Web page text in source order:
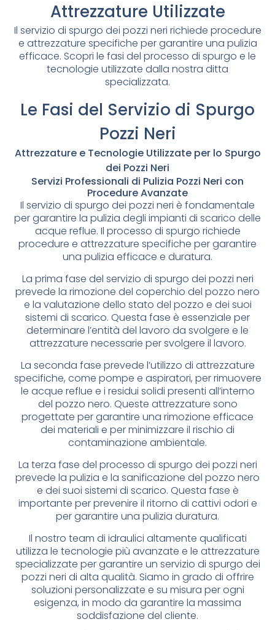
Attrezzature Utilizzate
Il servizio di spurgo dei pozzi neri richiede procedure
e attrezzature specifiche per garantire una pulizia
efficace. Scopri le fasi del processo di spurgo e le
tecnologie utilizzate dalla nostra ditta
specializzata.
Le Fasi del Servizio di Spurgo
Pozzi Neri
Attrezzature e Tecnologie Utilizzate per lo Spurgo
dei Pozzi Neri
Servizi Professionali di Pulizia Pozzi Neri con
Procedure Avanzate
Il servizio di spurgo dei pozzi neri è fondamentale
per garantire la pulizia degli impianti di scarico delle
acque reflue. Il processo di spurgo richiede
procedure e attrezzature specifiche per garantire
una pulizia efficace e duratura.
La prima fase del servizio di spurgo dei pozzi neri
prevede la rimozione del coperchio del pozzo nero
e la valutazione dello stato del pozzo e dei suoi
sistemi di scarico. Questa fase è essenziale per
determinare l’entità del lavoro da svolgere e le
attrezzature necessarie per svolgere il lavoro.
La seconda fase prevede l’utilizzo di attrezzature
specifiche, come pompe e aspiratori, per rimuovere
le acque reflue e i residui solidi presenti all’interno
del pozzo nero. Queste attrezzature sono
progettate per garantire una rimozione efficace
dei materiali e per minimizzare il rischio di
contaminazione ambientale.
La terza fase del processo di spurgo dei pozzi neri
prevede la pulizia e la sanificazione del pozzo nero
e dei suoi sistemi di scarico. Questa fase è
importante per prevenire il ritorno di cattivi odori e
per garantire una pulizia duratura.
Il nostro team di idraulici altamente qualificati
utilizza le tecnologie più avanzate e le attrezzature
specializzate per garantire un servizio di spurgo dei
pozzi neri di alta qualità. Siamo in grado di offrire
soluzioni personalizzate e su misura per ogni
esigenza, in modo da garantire la massima
soddisfazione del cliente.